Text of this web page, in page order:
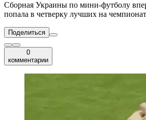
Сборная Украины по мини-футболу
попала в четверку лучших на
Поделиться
0
комментарии